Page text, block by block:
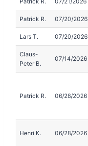
Patrick R. 07/20/2026
Lars T. 07/20/2026
Claus-
Peter B.
07/14/2026
Patrick R. 06/28/2026
Henri K. 06/28/2026